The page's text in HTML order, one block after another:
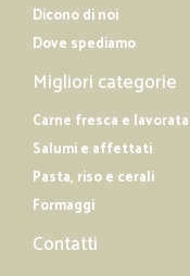
Dicono di noi
Dove spediamo
Migliori categorie
Carne fresca e lavorata
Salumi e affettati
Pasta, riso e cerali
Formaggi
Contatti